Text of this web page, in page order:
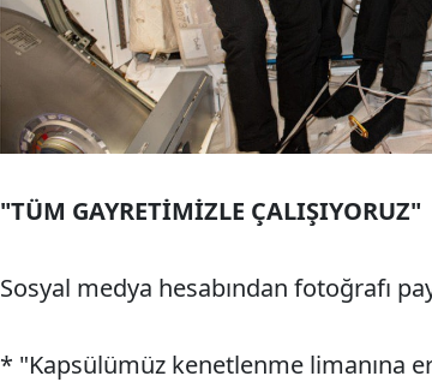
"TÜM GAYRETİMİZLE ÇALIŞIYORUZ"
Sosyal medya hesabından fotoğrafı
* "Kapsülümüz kenetlenme limanına